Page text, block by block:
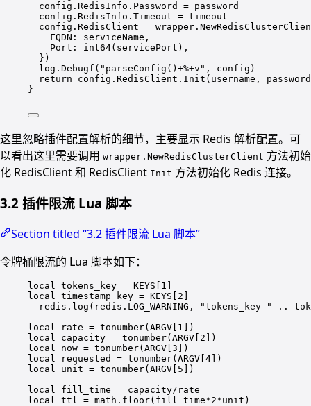
config.RedisInfo.Password = password
config.RedisInfo.Timeout = timeout
config.RedisClient = wrapper.
FQDN: serviceName,
Port: int64(servicePort),
})
log. Debugf ( "parseConfig()+%+v " , config)
return config.RedisClient. Init (username,
}
这里忽略插件配置解析的细节，主要显示 Redis 解析配置。可
以看出这里需要调用 wrapper.NewRedisClusterClient 方法初始
化 RedisClient 和 RedisClient Init 方法初始化 Redis 连接。
3.2 插件限流 Lua 脚本
Section titled “3.2 插件限流 Lua 脚本”
令牌桶限流的 Lua 脚本如下：
local tokens_key = KEYS[ 1
local
timestamp_key = KEYS[ 2
--redis.log(redis.LOG_WARNING, "tokens_key " ..
local
rate = tonumber(ARGV[ 1
])
local
capacity = tonumber(ARGV[ 2 ])
local
now = tonumber(ARGV[ 3 ])
local
requested = tonumber(ARGV[ 4 ])
local
unit = tonumber(ARGV[ 5 ])
local
fill_time = capacity/ rate
local
ttl = math.floor(fill_time*2*unit)